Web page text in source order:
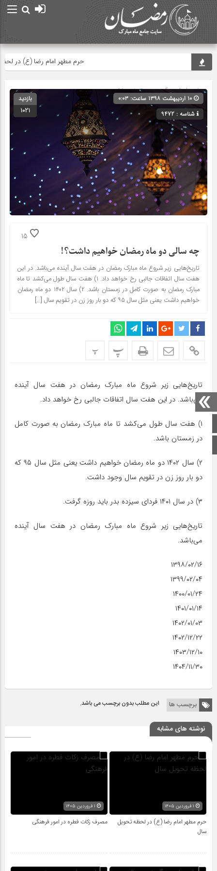
صفحه اصلی
اینستاگرام
حرم مطهر امام رضا (ع) در لحظه
صفحه اصلی» گروه » دسته‌بندی نشده
شناسه : 9472
بازدید
1021
15
چه سالی دو ماه رمضان خواهیم داشت؟!
تاریخ‌هایی زیر شروع ماه مبارک رمضان در هفت سال آینده می‌باشد. در این
هفت سال اتفاقات جالبی رخ خواهد داد. ۱) هفت سال طول می‌کشد تا ماه
مبارک رمضان به صورت کامل در زمستان باشد. ۲) سال ۱۴۰۲ دو ماه رمضان
خواهیم داشت یعنی مثل سال ۹۵ که دو بار روز زن در تقویم سال […]
پ پ
تاریخ‌هایی زیر شروع ماه مبارک رمضان در هفت سال آینده
می‌باشد. در این هفت سال اتفاقات جالبی رخ خواهد داد.
۱) هفت سال طول می‌کشد تا ماه مبارک رمضان به صورت کامل
در زمستان باشد.
۲) سال ۱۴۰۲ دو ماه رمضان خواهیم داشت یعنی مثل سال ۹۵ که
دو بار روز زن در تقویم سال وجود داشت.
۳) در سال ۱۴۰۱ فردای سیزده بدر باید روزه گرفت.
تاریخ‌هایی زیر شروع ماه مبارک رمضان در هفت سال آینده
می‌باشد.
۱۳۹۸/۰۲/۱۶
۱۳۹۹/۰۲/۰۴
۱۴۰۰/۰۱/۲۴
۱۴۰۱/۰۱/۱۴
۱۴۰۲/۰۱/۰۳
۱۴۰۲/۱۲/۲۲
۱۴۰۳/۱۲/۱۰
۱۴۰۴/۱۱/۳۰
برچسب ها این مطلب بدون برچسب می باشد.
نوشته های مشابه
حرم مطهر امام رضا (ع) در لحظه تحویل
سال
مصرف زکات فطره در امور فرهنگی